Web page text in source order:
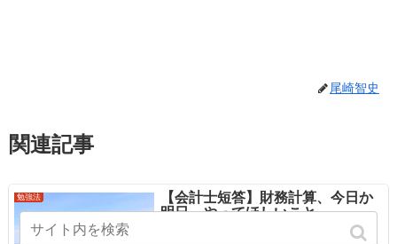
尾崎智史
関連記事
勉強法
【会計士短答】財務計算、今日か
明日、やってほしいこと。